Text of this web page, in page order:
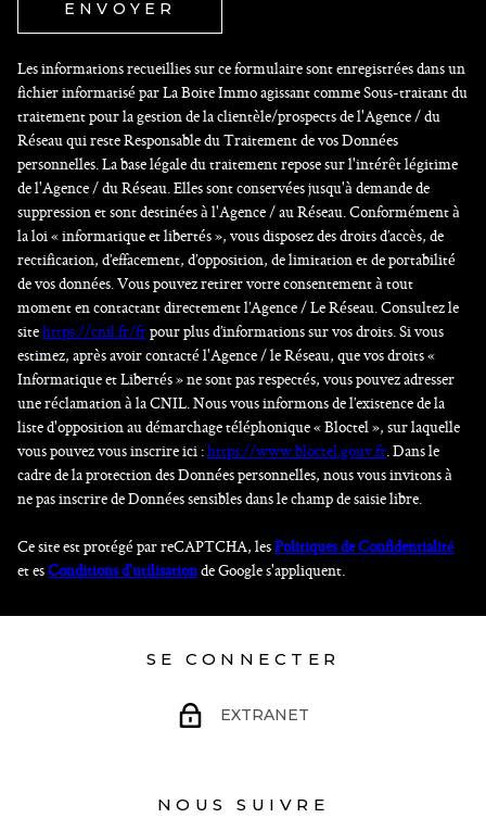
ENVOYER
Les informations recueillies sur ce formulaire sont enregistrées dans un
fichier informatisé par La Boite Immo agissant comme Sous-traitant du
traitement pour la gestion de la clientèle/prospects de l'Agence / du
Réseau qui reste Responsable du Traitement de vos Données
personnelles. La base légale du traitement repose sur l'intérêt légitime
de l'Agence / du Réseau. Elles sont conservées jusqu'à demande de
suppression et sont destinées à l'Agence / au Réseau. Conformément à
la loi « informatique et libertés », vous disposez des droits d’accès, de
rectification, d’effacement, d’opposition, de limitation et de portabilité
de vos données. Vous pouvez retirer votre consentement à tout
moment en contactant directement l’Agence / Le Réseau. Consultez le
sitehttps://cnil.fr/frpour plus d’informations sur vos droits. Si vous
estimez, après avoir contacté l'Agence / le Réseau, que vos droits «
Informatique et Libertés » ne sont pas respectés, vous pouvez adresser
une réclamation à la CNIL. Nous vous informons de l’existence de la
liste d'opposition au démarchage téléphonique « Bloctel », sur laquelle
vous pouvez vous inscrire ici :https://www.bloctel.gouv.fr . Dans le
cadre de la protection des Données personnelles, nous vous invitons à
ne pas inscrire de Données sensibles dans le champ de saisie libre.
Ce site est protégé par reCAPTCHA, lesPolitiques de Confidentialité
et esConditions d'utilisationde Google s'appliquent.
SE CONNECTER
EXTRANET
NOUS SUIVRE